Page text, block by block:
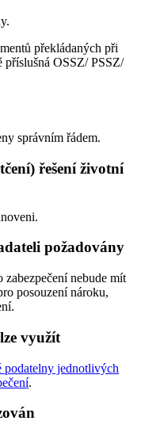
překládaných při
příslušná OSSZ/ PSSZ/
správním řádem.
řešení životní
požadovány
nebude mít
posouzení nároku,
využít
podatelny jednotlivých
.